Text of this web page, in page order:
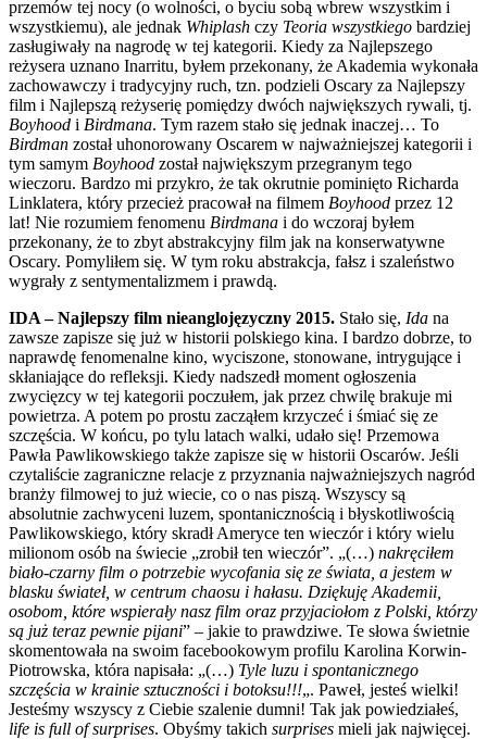
przemów tej nocy (o wolności, o byciu sobą wbrew wszystkim i
wszystkiemu), ale jednak Whiplash czy Teoria wszystkiego bardziej
zasługiwały na nagrodę w tej kategorii. Kiedy za Najlepszego
reżysera uznano Inarritu, byłem przekonany, że Akademia wykonała
zachowawczy i tradycyjny ruch, tzn. podzieli Oscary za Najlepszy
film i Najlepszą reżyserię pomiędzy dwóch największych rywali, tj.
Boyhood i Birdmana. Tym razem stało się jednak inaczej… To
Birdman został uhonorowany Oscarem w najważniejszej kategorii i
tym samym Boyhood został największym przegranym tego
wieczoru. Bardzo mi przykro, że tak okrutnie pominięto Richarda
Linklatera, który przecież pracował na filmem Boyhood przez 12
lat! Nie rozumiem fenomenu Birdmana i do wczoraj byłem
przekonany, że to zbyt abstrakcyjny film jak na konserwatywne
Oscary. Pomyliłem się. W tym roku abstrakcja, fałsz i szaleństwo
wygrały z sentymentalizmem i prawdą.
IDA – Najlepszy film nieanglojęzyczny 2015. Stało się, Ida na
zawsze zapisze się już w historii polskiego kina. I bardzo dobrze, to
naprawdę fenomenalne kino, wyciszone, stonowane, intrygujące i
skłaniające do refleksji. Kiedy nadszedł moment ogłoszenia
zwycięzcy w tej kategorii poczułem, jak przez chwilę brakuje mi
powietrza. A potem po prostu zacząłem krzyczeć i śmiać się ze
szczęścia. W końcu, po tylu latach walki, udało się! Przemowa
Pawła Pawlikowskiego także zapisze się w historii Oscarów. Jeśli
czytaliście zagraniczne relacje z przyznania najważniejszych nagród
branży filmowej to już wiecie, co o nas piszą. Wszyscy są
absolutnie zachwyceni luzem, spontanicznością i błyskotliwością
Pawlikowskiego, który skradł Ameryce ten wieczór i który wielu
milionom osób na świecie „zrobił ten wieczór”. „(…) nakręciłem
biało-czarny film o potrzebie wycofania się ze świata, a jestem w
blasku świateł, w centrum chaosu i hałasu. Dziękuję Akademii,
osobom, które wspierały nasz film oraz przyjaciołom z Polski, którzy
są już teraz pewnie pijani” – jakie to prawdziwe. Te słowa świetnie
skomentowała na swoim facebookowym profilu Karolina Korwin-
Piotrowska, która napisała: „(…) Tyle luzu i spontanicznego
szczęścia w krainie sztuczności i botoksu!!!„. Paweł, jesteś wielki!
Jesteśmy wszyscy z Ciebie szalenie dumni! Tak jak powiedziałeś,
life is full of surprises. Obyśmy takich surprises mieli jak najwięcej.